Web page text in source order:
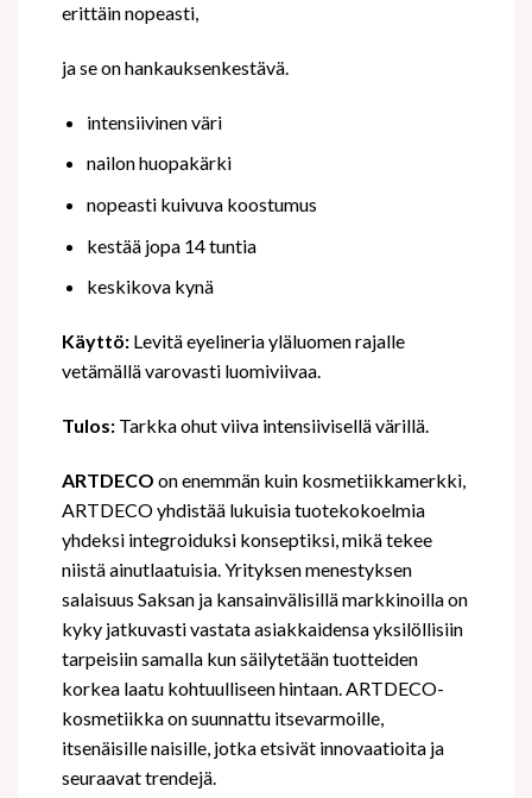
erittäin nopeasti,
ja se on hankauksenkestävä.
intensiivinen väri
nailon huopakärki
nopeasti kuivuva koostumus
kestää jopa 14 tuntia
keskikova kynä
Käyttö:Levitä eyelineria yläluomen rajalle
vetämällä varovasti luomiviivaa.
Tulos: Tarkka ohut viiva intensiivisellä värillä.
ARTDECO on enemmän kuin kosmetiikkamerkki,
ARTDECO yhdistää lukuisia tuotekokoelmia
yhdeksi integroiduksi konseptiksi, mikä tekee
niistä ainutlaatuisia. Yrityksen menestyksen
salaisuus Saksan ja kansainvälisillä markkinoilla on
kyky jatkuvasti vastata asiakkaidensa yksilöllisiin
tarpeisiin samalla kun säilytetään tuotteiden
korkea laatu kohtuulliseen hintaan. ARTDECO-
kosmetiikka on suunnattu itsevarmoille,
itsenäisille naisille, jotka etsivät innovaatioita ja
seuraavat trendejä.